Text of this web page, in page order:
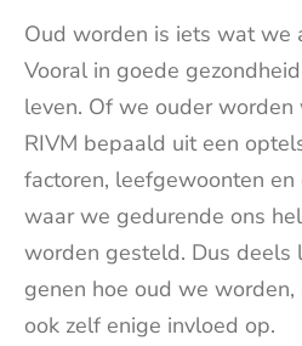
Oud worden is iets wat we
Vooral in goede
leven. Of we ouder
RIVM bepaald uit een
factoren, leefgewoonten
waar we gedurende ons
worden gesteld. Dus deels
genen hoe oud we
ook zelf enige invloed op.